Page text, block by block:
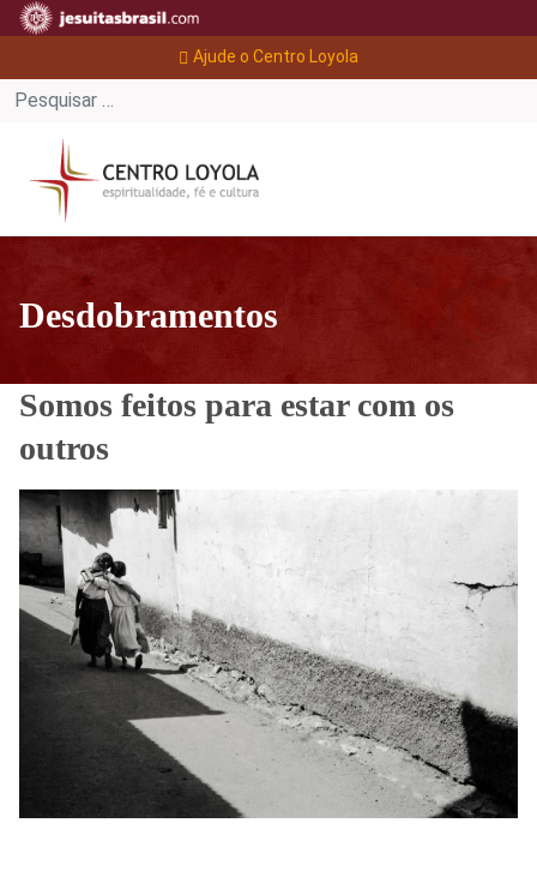
Ajude o Centro Loyola
Desdobramentos
Somos feitos para estar com os
outros